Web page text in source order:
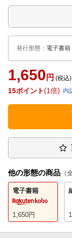
発行形態 ： 電子書籍
1,650 円 (税込)
15ポイント 1倍 内
他の形態の商品 （
電子書籍
1,650円